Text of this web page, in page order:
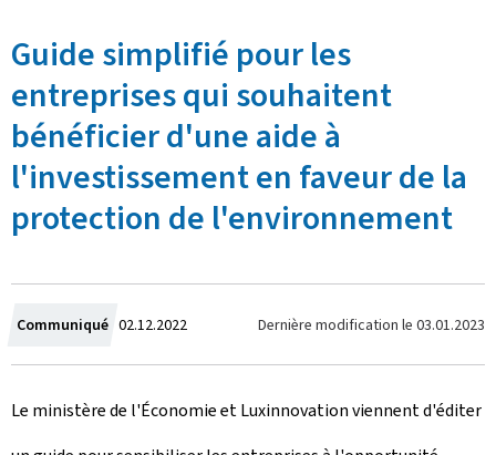
Guide simplifié pour les
entreprises qui souhaitent
bénéficier d'une aide à
l'investissement en faveur de la
protection de l'environnement
Communiqué C
r
é
02.12.2022 Dernière modification le 03.01.2023
Le ministère de l'Économie et Luxinnovation viennent d'éditer